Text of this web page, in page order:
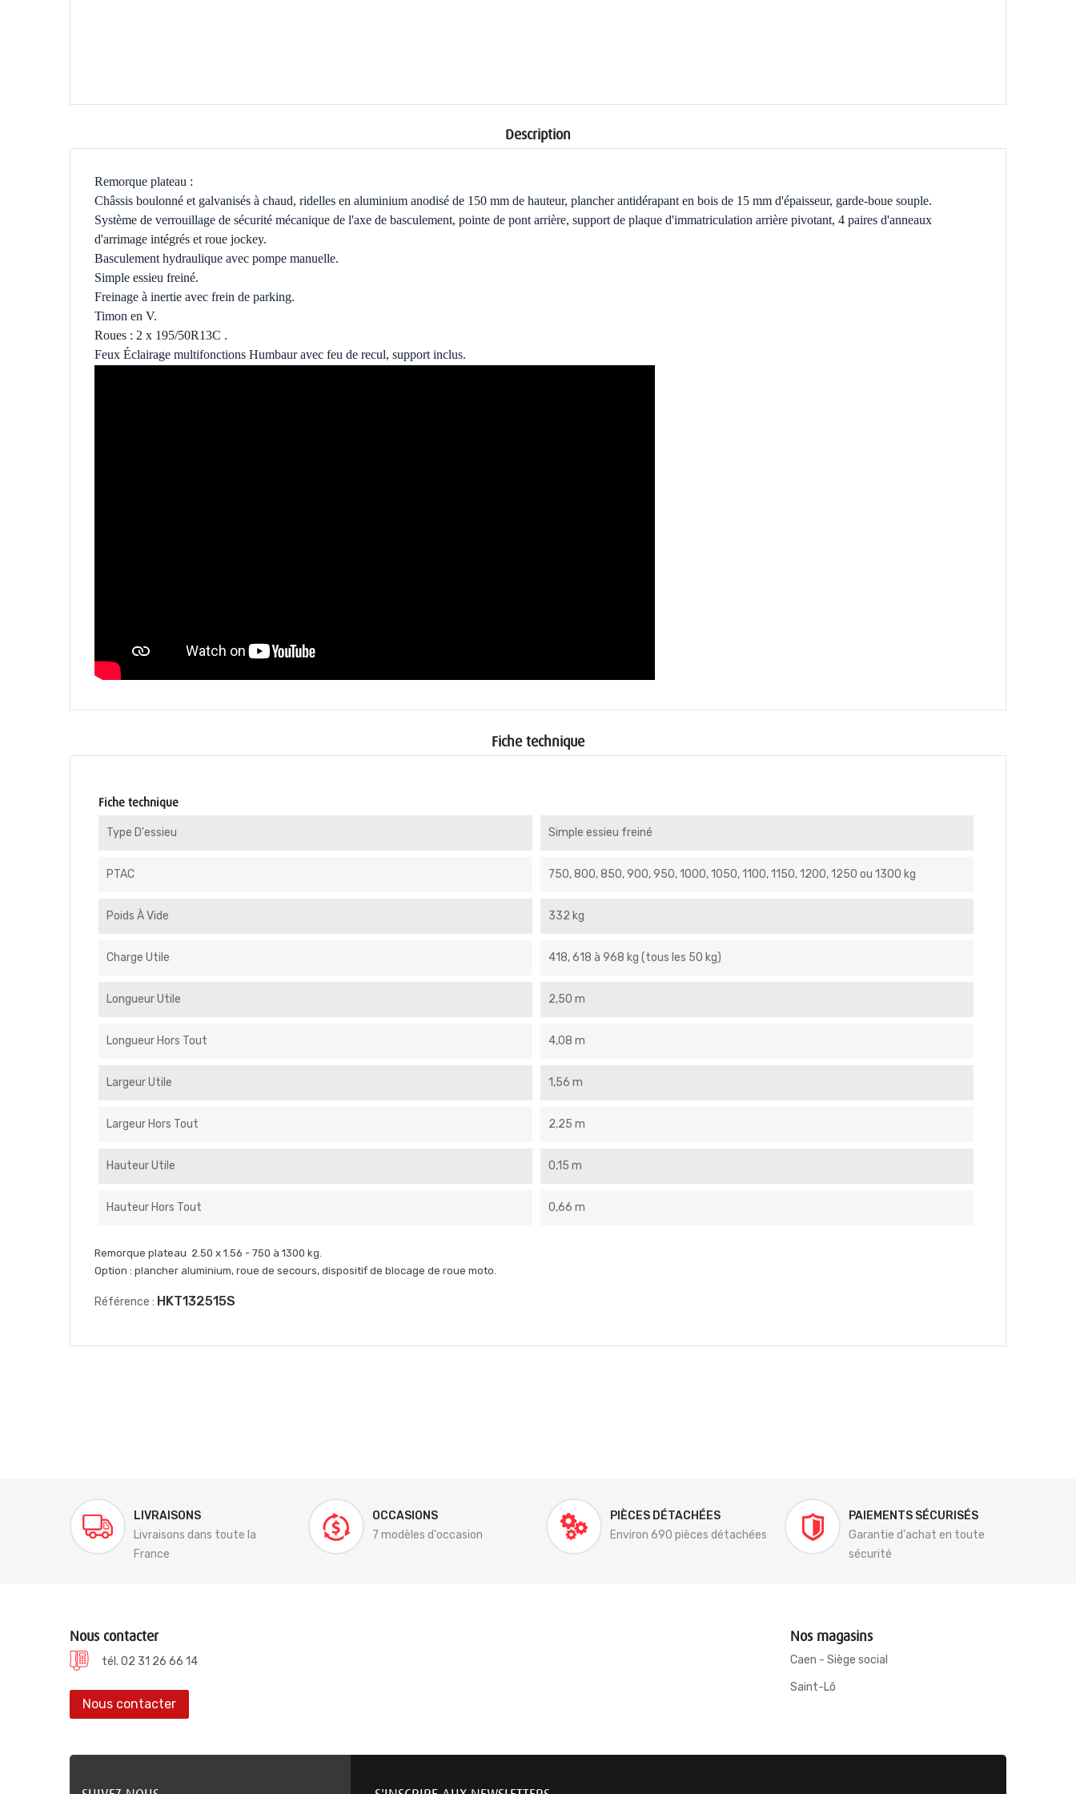
Description
Remorque plateau :
Châssis boulonné et galvanisés à chaud, ridelles en aluminium anodisé de 150 mm de hauteur, plancher antidérapant en bois de 15 mm d'épaisseur, garde-boue souple.
Système de verrouillage de sécurité mécanique de l'axe de basculement, pointe de pont arrière, support de plaque d'immatriculation arrière pivotant, 4 paires d'anneaux
d'arrimage intégrés et roue jockey.
Basculement hydraulique avec pompe manuelle.
Simple essieu freiné.
Freinage à inertie avec frein de parking.
Timon en V.
Roues : 2 x 195/50R13C .
Feux Éclairage multifonctions Humbaur avec feu de recul, support inclus.
Fiche technique
Fiche technique
Type D'essieu Simple essieu freiné
PTAC 750, 800, 850, 900, 950, 1000, 1050, 1100, 1150, 1200, 1250 ou 1300 kg
Poids À Vide 332 kg
Charge Utile 418, 618 à 968 kg (tous les 50 kg)
Longueur Utile 2,50 m
Longueur Hors Tout 4,08 m
Largeur Utile 1,56 m
Largeur Hors Tout 2,25 m
Hauteur Utile 0,15 m
Hauteur Hors Tout 0,66 m
Remorque plateau 2.50 x 1.56 - 750 à 1300 kg.
Option : plancher aluminium, roue de secours, dispositif de blocage de roue moto.
Référence : HKT132515S
LIVRAISONS
Livraisons dans toute la
France
OCCASIONS
7 modèles d'occasion
PIÈCES DÉTACHÉES
Environ 690 pièces détachées
PAIEMENTS SÉCURISÉS
Garantie d'achat en toute
sécurité
Nous contacter
tél. 02 31 26 66 14
Nous contacter
Nos magasins
Caen - Siège social
Saint-Lô